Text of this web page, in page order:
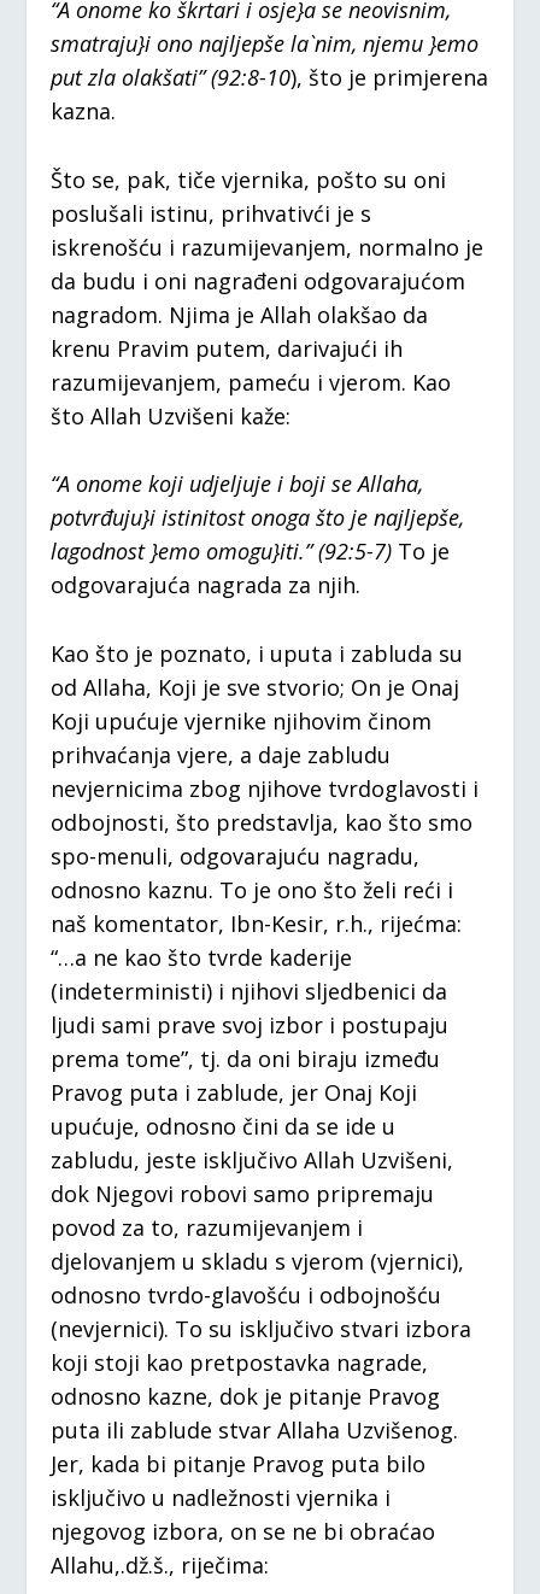
“A onome ko škrtari i osje}a se neovisnim,
smatraju}i ono najljepše la`nim, njemu }emo
put zla olakšati” (92:8-10), što je primjerena
kazna.
Što se, pak, tiče vjernika, pošto su oni
poslušali istinu, prihvativći je s
iskrenošću i razumijevanjem, normalno je
da budu i oni nagrađeni odgovarajućom
nagradom. Njima je Allah olakšao da
krenu Pravim putem, darivajući ih
razumijevanjem, pameću i vjerom. Kao
što Allah Uzvišeni kaže:
“A onome koji udjeljuje i boji se Allaha,
potvrđuju}i istinitost onoga što je najljepše,
lagodnost }emo omogu}iti.” (92:5-7) To je
odgovarajuća nagrada za njih.
Kao što je poznato, i uputa i zabluda su
od Allaha, Koji je sve stvorio; On je Onaj
Koji upućuje vjernike njihovim činom
prihvaćanja vjere, a daje zabludu
nevjernicima zbog njihove tvrdoglavosti i
odbojnosti, što predstavlja, kao što smo
spo-menuli, odgovarajuću nagradu,
odnosno kaznu. To je ono što želi reći i
naš komentator, Ibn-Kesir, r.h., rijećma:
“…a ne kao što tvrde kaderije
(indeterministi) i njihovi sljedbenici da
ljudi sami prave svoj izbor i postupaju
prema tome”, tj. da oni biraju između
Pravog puta i zablude, jer Onaj Koji
upućuje, odnosno čini da se ide u
zabludu, jeste isključivo Allah Uzvišeni,
dok Njegovi robovi samo pripremaju
povod za to, razumijevanjem i
djelovanjem u skladu s vjerom (vjernici),
odnosno tvrdo-glavošću i odbojnošću
(nevjernici). To su isključivo stvari izbora
koji stoji kao pretpostavka nagrade,
odnosno kazne, dok je pitanje Pravog
puta ili zablude stvar Allaha Uzvišenog.
Jer, kada bi pitanje Pravog puta bilo
isključivo u nadležnosti vjernika i
njegovog izbora, on se ne bi obraćao
Allahu,.dž.š., riječima: